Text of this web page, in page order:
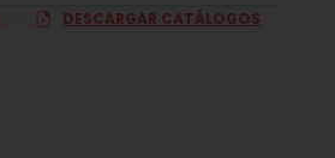
DESCARGAR CATÁLOGOS